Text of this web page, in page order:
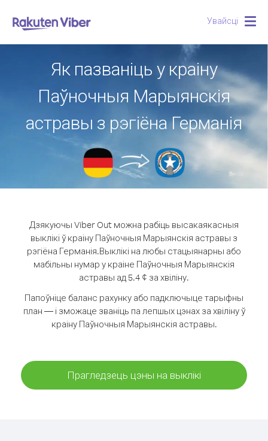
Увайсці
Як пазваніць у краіну
Паўночныя Марыянскія
астравы з рэгіёна Германія
Дзякуючы Viber Out можна рабіць высакаякасныя
выклікі ў краіну Паўночныя Марыянскія астравы з
рэгіёна Германія.Выклікі на любы стацыянарны або
мабільны нумар у краіне Паўночныя Марыянскія
астравы ад 5.4 ¢ за хвіліну.
Папоўніце баланс рахунку або падключыце тарыфны
план — і зможаце званіць па лепшых цэнах за хвіліну ў
краіну Паўночныя Марыянскія астравы.
Прагледзець цэны на выклікі